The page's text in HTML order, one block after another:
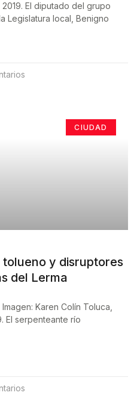
El diputado del grupo
Legislatura local, Benigno
CIUDAD
y disruptores
del Lerma
Karen Colín Toluca,
El serpenteante río